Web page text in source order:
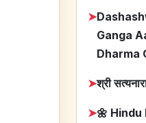
➤
Ganga
Dharma
➤श्री
➤🌼